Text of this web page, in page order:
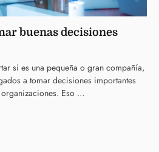
buenas decisiones
si es una pequeña o gran compañía,
a tomar decisiones importantes
Eso …